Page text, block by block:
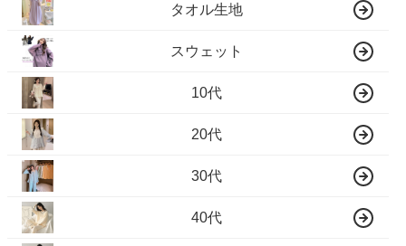
タオル生地
スウェット
10代
20代
30代
40代